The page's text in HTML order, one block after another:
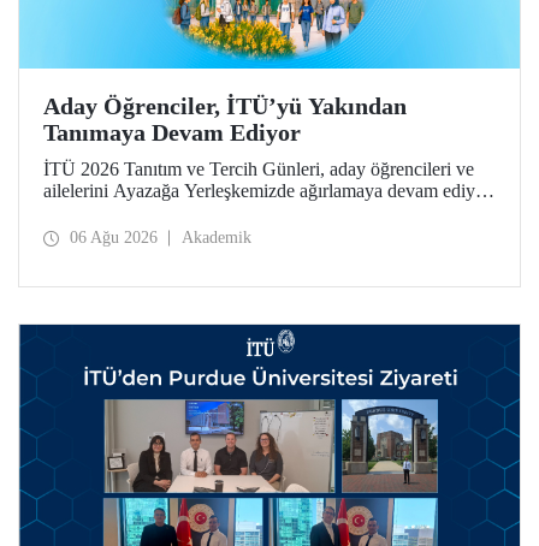
Aday Öğrenciler, İTÜ’yü Yakından
Tanımaya Devam Ediyor
İTÜ 2026 Tanıtım ve Tercih Günleri, aday öğrencileri ve
ailelerini Ayazağa Yerleşkemizde ağırlamaya devam ediyor.
ilgili fakülte ve birimler adaylara bilgi vermeye devam
06 Ağu 2026 Akademik